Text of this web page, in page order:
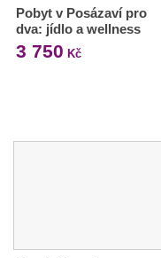
Pobyt v Posázaví pro
dva: jídlo a wellness
3 750 Kč